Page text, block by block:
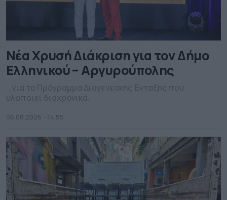
Νέα Χρυσή Διάκριση για τον Δήμο
Ελληνικού – Αργυρούπολης
06.08.2026 - 14.55